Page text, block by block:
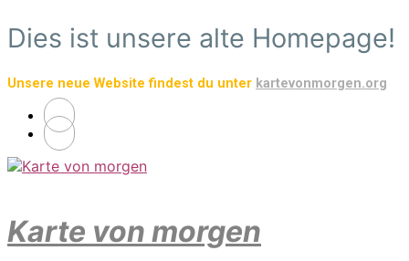
Zum
Hauptinhalt
Dies ist unsere alte Homepage!
Unsere neue Website findest du unter kartevonmorgen.org
Karte von morgen